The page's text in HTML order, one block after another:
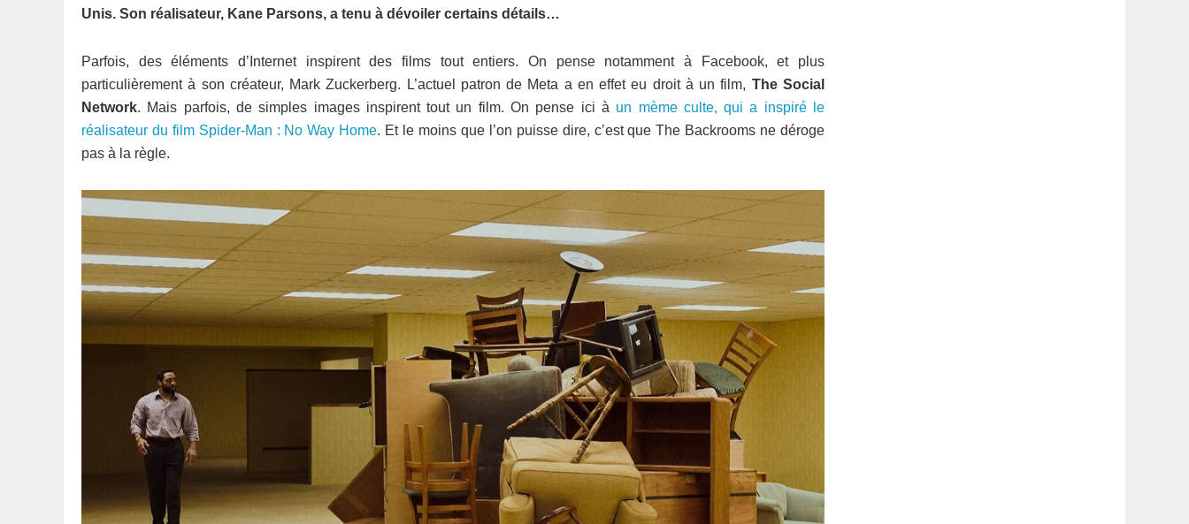
Unis. Son réalisateur, Kane Parsons, a tenu à dévoiler certains détails…
Parfois, des éléments d’Internet inspirent des films tout entiers. On pense notamment à Facebook, et plus
particulièrement à son créateur, Mark Zuckerberg. L’actuel patron de Meta a en effet eu droit à un film, The Social
Network. Mais parfois, de simples images inspirent tout un film. On pense ici à un mème culte, qui a inspiré le
réalisateur du film Spider-Man : No Way Home. Et le moins que l’on puisse dire, c’est que The Backrooms ne déroge
pas à la règle.